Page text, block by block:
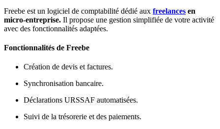
Freebe est un logiciel de comptabilité dédié aux freelances en
micro-entreprise. Il propose une gestion simplifiée de votre activité
avec des fonctionnalités adaptées.
Fonctionnalités de Freebe
Création de devis et factures.
Synchronisation bancaire.
Déclarations URSSAF automatisées.
Suivi de la trésorerie et des paiements.